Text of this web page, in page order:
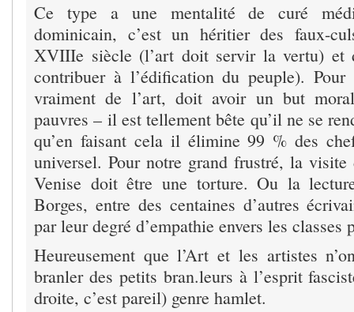
Ce type a une mentalité de curé
dominicain, c’est un héritier des faux-
XVIIIe siècle (l’art doit servir la vertu) et
contribuer à l’édification du peuple).
vraiment de l’art, doit avoir un but
pauvres – il est tellement bête qu’il ne se
qu’en faisant cela il élimine 99 % des
universel. Pour notre grand frustré, la
Venise doit être une torture. Ou la
Borges, entre des centaines d’autres
par leur degré d’empathie envers les classes
Heureusement que l’Art et les artistes
branler des petits bran.leurs à l’esprit
droite, c’est pareil) genre hamlet.